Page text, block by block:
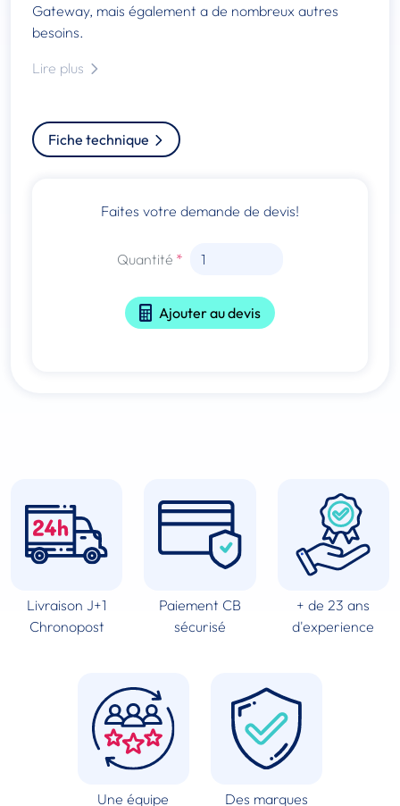
Gateway, mais également a de nombreux autres
besoins.
Lire plus
Fiche technique
Faites votre demande de devis!
Quantité
Ajouter au devis
Livraison J+1
Chronopost
Paiement CB
sécurisé
+ de 23 ans
d'experience
Une équipe Des marques